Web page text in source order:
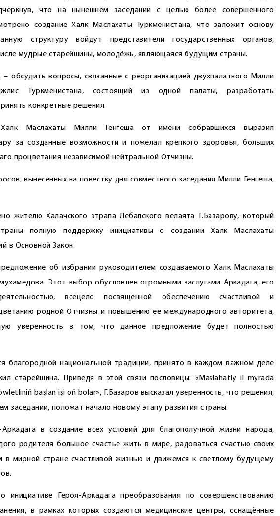
что на нынешнем заседании с целью более совершенного
создание Халк Маслахаты Туркменистана, что заложит основу
структуру войдут представители государственных органов,
мудрые старейшины, молодёжь, являющаяся будущим страны.
– обсудить вопросы, связанные с реорганизацией двухпалатного Милли
Туркменистана, состоящий из одной палаты, разработать
конкретные решения.
Маслахаты Милли Генгеша от имени собравшихся выразил
за созданные возможности и пожелал крепкого здоровья, больших
процветания неза­висимой нейтральной Отчизны.
вынесенных на повестку дня совместного заседания Милли Генгеша,
жителю Халачского этрапа Лебапского велаята Г.Базарову, который
полную поддержку инициативы о создании Халк Маслахаты
в Основной Закон.
об избрании руководителем создаваемого Халк Маслахаты
Этот выбор обусловлен огромными заслугами Аркадага, его
всецело посвящённой обеспечению счастливой и
родной Отчизны и повышению её международного авторитета,
уверенность в том, что данное предложение будет полностью
благородной национальной традиции, принято в каждом важном деле
старейшина. Приведя в этой связи пословицы: «Maslahatly il myrada
başlan işi oň bolar», Г.Базаров высказал уверенность, что решения,
заседании, положат начало новому этапу развития страны.
в создание всех условий для благополучной жизни народа,
родителя большое счастье жить в мире, радоваться счастью своих
в мирной стране счастливой жизнью и движемся к светлому будущему
инициативе Героя-Аркадага преобразования по совершенствованию
в рамках которых создаются медицинские центры, оснащённые